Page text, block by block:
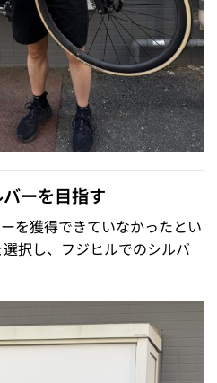
ーを目指す
を獲得できていなかったとい
択し、フジヒルでのシルバ